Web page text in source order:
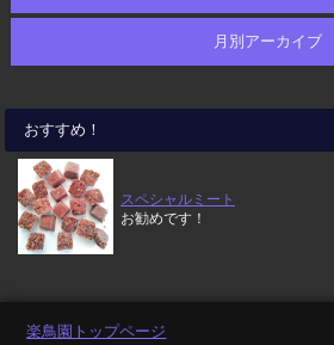
月別アーカイブ
おすすめ！
スペシャルミート
お勧めです！
楽鳥園トップページ